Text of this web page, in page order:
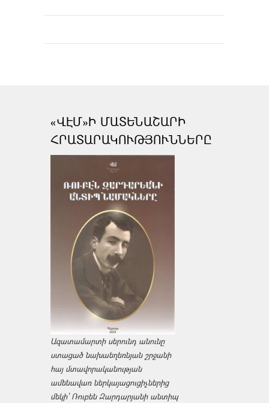
«ՎԷՄ»Ի ՄԱՏԵՆԱՇԱՐԻ
ՀՐԱՏԱՐԱԿՈՒԹՅՈՒՆՆԵՐԸ
Ազատամարտի սերունդ անունը
ստացած նախաեղեռնյան շրջանի
հայ մտավորականության
ամենավառ ներկայացուցիչներից
մեկի՝ Ռուբեն Զարդարյանի անտիպ